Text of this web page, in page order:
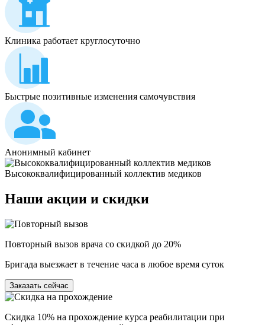
Клиника работает круглосуточно
Быстрые позитивные изменения самочувствия
Анонимный кабинет
Высококвалифицированный коллектив медиков
Наши акции и скидки
Повторный вызов врача со скидкой до 20%
Бригада выезжает в течение часа в любое время суток
Заказать сейчас
Скидка 10% на прохождение курса реабилитации при